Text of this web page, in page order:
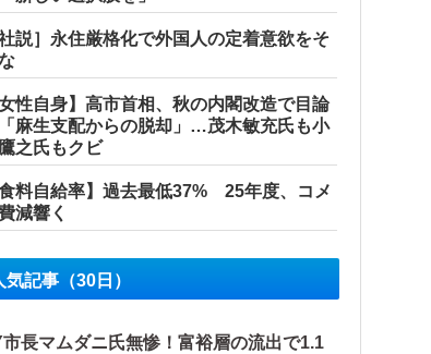
社説］永住厳格化で外国人の定着意欲をそ
女性自身】高市首相、秋の内閣改造で目論
麻生支配からの脱却」…茂木敏充氏も小
之氏もクビ
食料自給率】過去最低37% 25年度、コメ
減響く
気記事（30日）
市長マムダニ氏無惨！富裕層の流出で1.1